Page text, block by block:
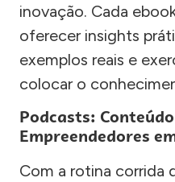
inovação. Cada
oferecer insights
exemplos reais e
colocar o
Podcasts:
Empreendedores
Com a rotina corrida